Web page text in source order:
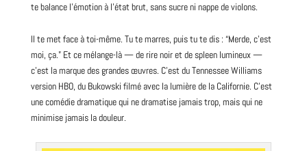
te balance l’émotion à l’état brut, sans sucre ni nappe de violons.
Il te met face à toi-même. Tu te marres, puis tu te dis : “Merde, c’est
moi, ça.” Et ce mélange-là — de rire noir et de spleen lumineux —
c’est la marque des grandes œuvres. C’est du Tennessee Williams
version HBO, du Bukowski filmé avec la lumière de la Californie. C’est
une comédie dramatique qui ne dramatise jamais trop, mais qui ne
minimise jamais la douleur.